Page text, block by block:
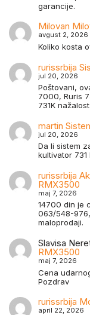
garancije.
Milovan
avgust 2, 2026
Koliko kosta
rurissrbija
jul 20, 2026
Poštovani,
7000, Ruris
731K nažalost.
martin
jul 20, 2026
Da li sistem
kultivator
rurissrbija
RMX3500
maj 7, 2026
14700 din je
063/548-
maloprodaji.
Slavisa
RMX3500
maj 7, 2026
Cena
Pozdrav
rurissrbija
april 22, 2026